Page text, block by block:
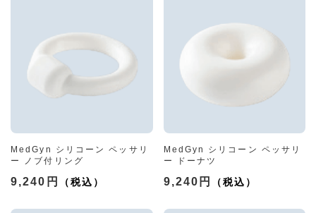
MedGyn シリコーン ペッサリ
ー ノブ付リング
9,240円
MedGyn シリコーン ペッサリ
ー ドーナツ
9,240円